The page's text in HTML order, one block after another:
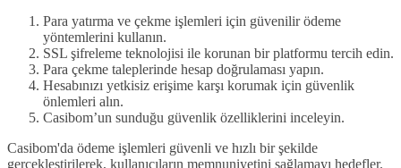
Para yatırma ve çekme işlemleri için güvenilir ödeme
yöntemlerini kullanın.
SSL şifreleme teknolojisi ile korunan bir platformu tercih edin.
Para çekme taleplerinde hesap doğrulaması yapın.
Hesabınızı yetkisiz erişime karşı korumak için güvenlik
önlemleri alın.
Casibom’un sunduğu güvenlik özelliklerini inceleyin.
Casibom'da ödeme işlemleri güvenli ve hızlı bir şekilde
gerçekleştirilerek, kullanıcıların memnuniyetini sağlamayı hedefler.